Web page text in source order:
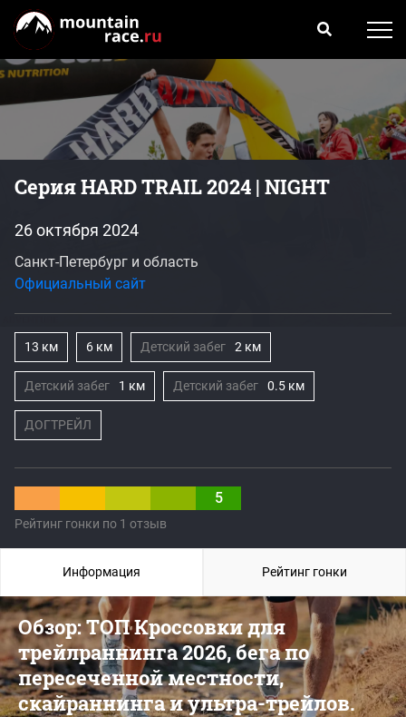
Серия HARD TRAIL 2024 | NIGHT
5
Рейтинг гонки по 1 отзыв
26 октября 2024
Санкт-Петербург и область
Официальный сайт
13 км 6 км Детский забег 2 км
Детский забег 1 км Детский забег 0.5 км
ДОГТРЕЙЛ
Обзор: ТОП Кроссовки для
трейлраннинга 2026, бега по
пересеченной местности,
скайраннинга и ультра-трейлов.
Информация Рейтинг гонки